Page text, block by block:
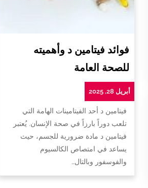
فوائد فيتامين د وأهميته
للصحة العامة
أبريل 28, 2025
فيتامين د أحد الفيتامينات الهامة التي
تلعب دوراً بارزاً في صحة الإنسان. يُعتبر
فيتامين د مادة ضرورية للجسم، حيث
يساعد في امتصاص الكالسيوم
والفوسفور وبالتال…